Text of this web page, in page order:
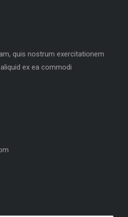
quis nostrum exercitationem
ex ea commodi